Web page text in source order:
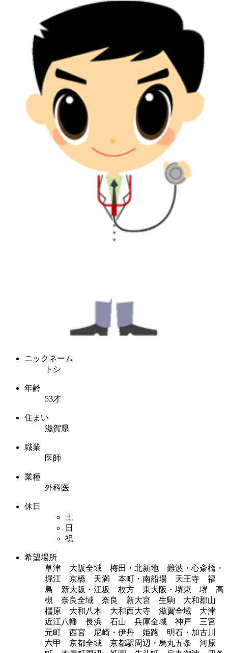
ニックネーム
トシ
年齢
53才
住まい
滋賀県
職業
医師
業種
外科医
休日
土
日
祝
希望場所
草津 大阪全域 梅田・北新地 難波・心斎橋・
堀江 京橋 天満 本町・南船場 天王寺 福
島 新大阪・江坂 枚方 東大阪・堺東 堺 高
槻 奈良全域 奈良 新大宮 生駒 大和郡山
橿原 大和八木 大和西大寺 滋賀全域 大津
近江八幡 長浜 石山 兵庫全域 神戸 三宮
元町 西宮 尼崎・伊丹 姫路 明石・加古川
六甲 京都全域 京都駅周辺・烏丸五条 河原